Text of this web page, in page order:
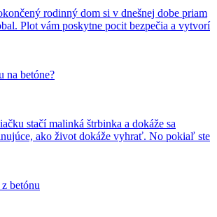
rodinný dom si v dnešnej dobe priam
Plot vám poskytne pocit bezpečia a vytvorí
na betóne?
stačí malinká štrbinka a dokáže sa
ako život dokáže vyhrať. No pokiaľ ste
betónu